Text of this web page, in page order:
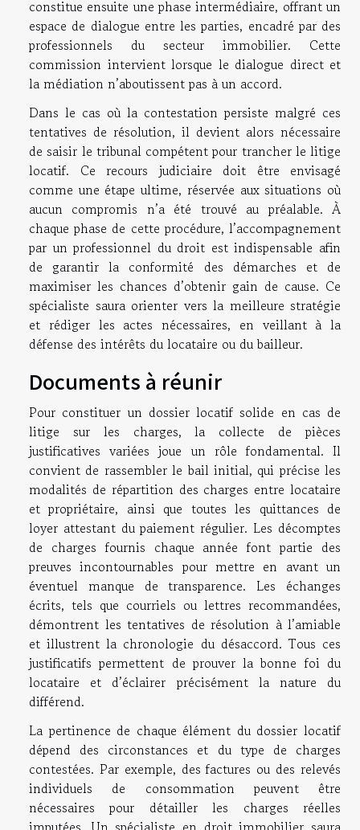
constitue ensuite une phase intermédiaire, offrant un
espace de dialogue entre les parties, encadré par des
professionnels du secteur immobilier. Cette
commission intervient lorsque le dialogue direct et
la médiation n’aboutissent pas à un accord.
Dans le cas où la contestation persiste malgré ces
tentatives de résolution, il devient alors nécessaire
de saisir le tribunal compétent pour trancher le litige
locatif. Ce recours judiciaire doit être envisagé
comme une étape ultime, réservée aux situations où
aucun compromis n’a été trouvé au préalable. À
chaque phase de cette procédure, l’accompagnement
par un professionnel du droit est indispensable afin
de garantir la conformité des démarches et de
maximiser les chances d’obtenir gain de cause. Ce
spécialiste saura orienter vers la meilleure stratégie
et rédiger les actes nécessaires, en veillant à la
défense des intérêts du locataire ou du bailleur.
Documents à réunir
Pour constituer un dossier locatif solide en cas de
litige sur les charges, la collecte de pièces
justificatives variées joue un rôle fondamental. Il
convient de rassembler le bail initial, qui précise les
modalités de répartition des charges entre locataire
et propriétaire, ainsi que toutes les quittances de
loyer attestant du paiement régulier. Les décomptes
de charges fournis chaque année font partie des
preuves incontournables pour mettre en avant un
éventuel manque de transparence. Les échanges
écrits, tels que courriels ou lettres recommandées,
démontrent les tentatives de résolution à l’amiable
et illustrent la chronologie du désaccord. Tous ces
justificatifs permettent de prouver la bonne foi du
locataire et d’éclairer précisément la nature du
différend.
La pertinence de chaque élément du dossier locatif
dépend des circonstances et du type de charges
contestées. Par exemple, des factures ou des relevés
individuels de consommation peuvent être
nécessaires pour détailler les charges réelles